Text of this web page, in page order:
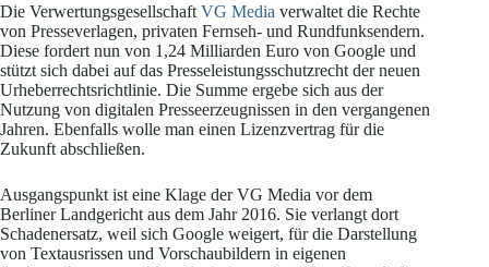
Die Verwertungsgesellschaft VG Media verwaltet die Rechte
von Presseverlagen, privaten Fernseh- und Rundfunksendern.
Diese fordert nun von 1,24 Milliarden Euro von Google und
stützt sich dabei auf das Presseleistungsschutzrecht der neuen
Urheberrechtsrichtlinie. Die Summe ergebe sich aus der
Nutzung von digitalen Presseerzeugnissen in den vergangenen
Jahren. Ebenfalls wolle man einen Lizenzvertrag für die
Zukunft abschließen.
Ausgangspunkt ist eine Klage der VG Media vor dem
Berliner Landgericht aus dem Jahr 2016. Sie verlangt dort
Schadenersatz, weil sich Google weigert, für die Darstellung
von Textausrissen und Vorschaubildern in eigenen